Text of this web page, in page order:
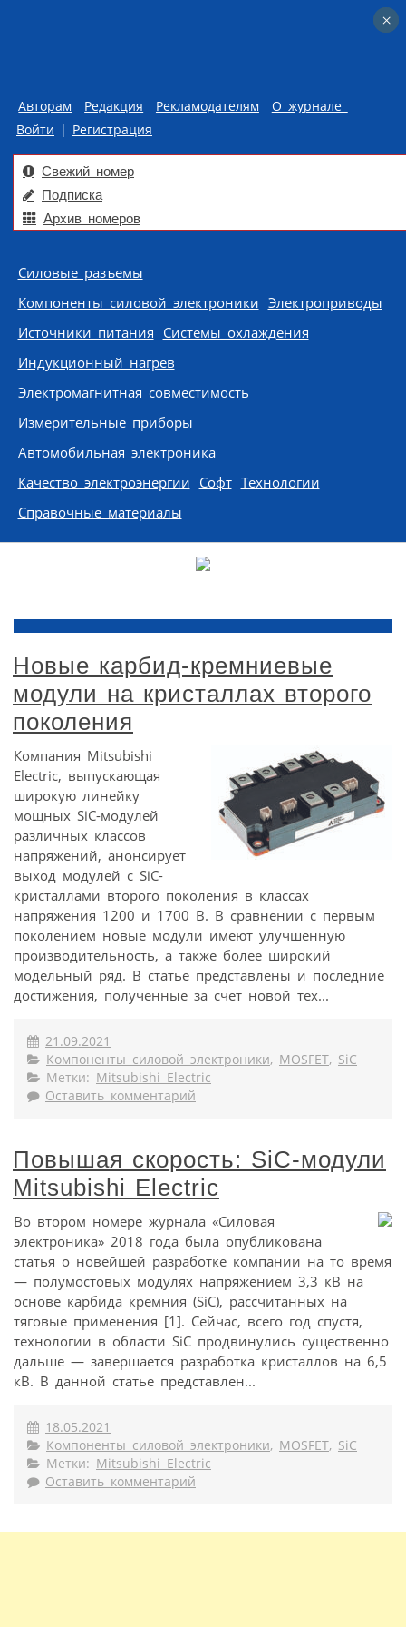
Авторам Редакция Рекламодателям
О журнале
Войти | Регистрация
Свежий номер
Подписка
Архив номеров
Skip to content
Силовые разъемы
Компоненты силовой электроники Электроприводы
Источники питания Системы охлаждения
Индукционный нагрев
Электромагнитная совместимость
Измерительные приборы
Автомобильная электроника
Качество электроэнергии Софт Технологии
Справочные материалы
Новые карбид-кремниевые
модули на кристаллах второго
поколения
Компания Mitsubishi
Electric, выпускающая
широкую линейку
мощных SiC-модулей
различных классов
напряжений, анонсирует
выход модулей с SiC-
кристаллами второго поколения в классах
напряжения 1200 и 1700 В. В сравнении с первым
поколением новые модули имеют улучшенную
производительность, а также более широкий
модельный ряд. В статье представлены и последние
достижения, полученные за счет новой тех...
21.09.2021
Компоненты силовой электроники, MOSFET, SiC
Метки: Mitsubishi Electric
Оставить комментарий
Повышая скорость: SiC-модули
Mitsubishi Electric
Во втором номере журнала «Силовая
электроника» 2018 года была опубликована
статья о новейшей разработке компании на то время
— полумостовых модулях напряжением 3,3 кВ на
основе карбида кремния (SiC), рассчитанных на
тяговые применения [1]. Сейчас, всего год спустя,
технологии в области SiC продвинулись существенно
дальше — завершается разработка кристаллов на 6,5
кВ. В данной статье представлен...
18.05.2021
Компоненты силовой электроники, MOSFET, SiC
Метки: Mitsubishi Electric
Оставить комментарий
×
×